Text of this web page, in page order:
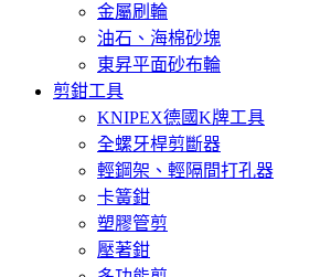
金屬刷輪
油石、海棉砂塊
東昇平面砂布輪
剪鉗工具
KNIPEX德國K牌工具
全螺牙桿剪斷器
輕鋼架、輕隔間打孔器
卡簧鉗
塑膠管剪
壓著鉗